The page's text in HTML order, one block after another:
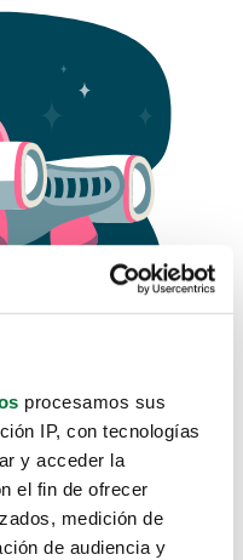
procesamos sus
IP, con tecnologías
y acceder la
el fin de ofrecer
medición de
de audiencia y
como
aquí.